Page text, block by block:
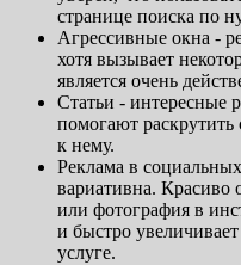
странице поиска по
Агрессивные окна -
хотя вызывает
является очень
Статьи - интересные
помогают раскрутить
к нему.
Реклама в
вариативна.
или фотография в
и быстро
услуге.